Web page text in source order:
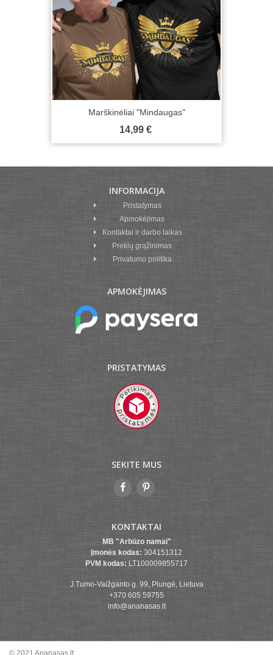
Marškinėliai "Mindaugas"
14,99 €
INFORMACIJA
Pristatymas
Apmokėjimas
Kontaktai ir darbo laikas
Prekių grąžinimas
Privatumo politika
APMOKĖJIMAS
PRISTATYMAS
SEKITE MUS
KONTAKTAI
MB "Arbūzo namai"
Įmonės kodas: 304151312
PVM kodas: LT100009855717
J.Tumo-Vaižganto g. 99, Plungė, Lietuva
+370 605 59755
info@ananasas.lt
© 2021 Ananasas.lt